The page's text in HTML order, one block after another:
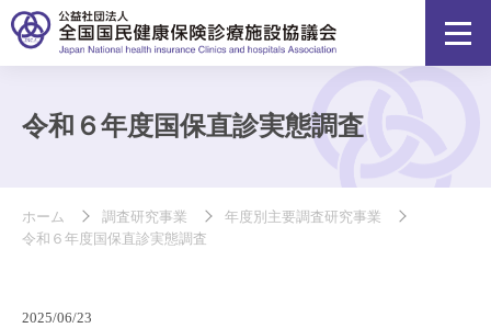
令和６年度国保直診実態調査
ホーム 調査研究事業
年度別主要調査研究事業
令和６年度国保直診実態調査
2025/06/23